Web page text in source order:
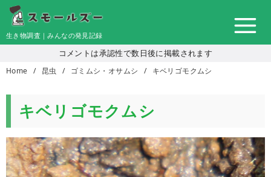
コ
テ
ツ
生き物調査｜みんなの発見記録
コメントは承認性で数日後に掲載されます
Home 昆虫 ゴミムシ・オサムシ キベリゴモクムシ
キベリゴモクムシ